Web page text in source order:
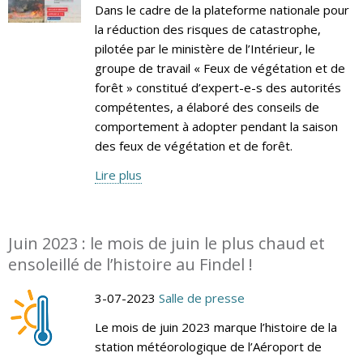
Dans le cadre de la plateforme nationale pour
la réduction des risques de catastrophe,
pilotée par le ministère de l’Intérieur, le
groupe de travail « Feux de végétation et de
forêt » constitué d’expert-e-s des autorités
compétentes, a élaboré des conseils de
comportement à adopter pendant la saison
des feux de végétation et de forêt.
Lire plus
Juin 2023 : le mois de juin le plus chaud et
ensoleillé de l’histoire au Findel !
3-07-2023 Salle de presse
Le mois de juin 2023 marque l’histoire de la
station météorologique de l’Aéroport de